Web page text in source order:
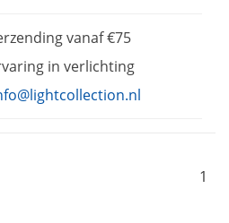
vanaf €75
in verlichting
1